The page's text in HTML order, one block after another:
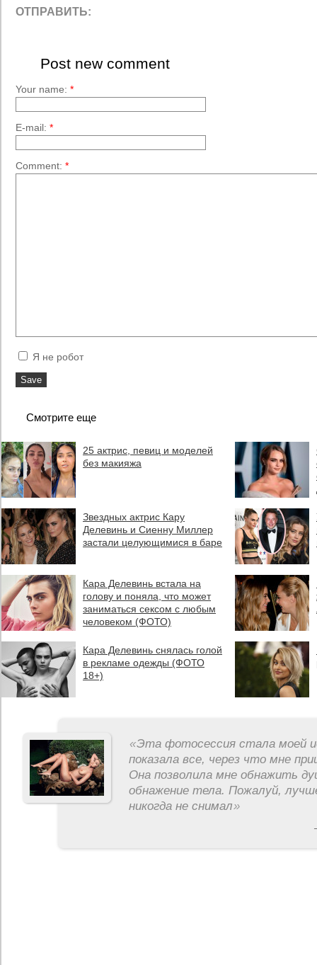
ОТПРАВИТЬ:
Post new comment
Your name: *
E-mail: *
Comment: *
Я не робот
Смотрите еще
25 актрис, певиц и моделей
без макияжа
Звездных актрис Кару
Делевинь и Сиенну Миллер
застали целующимися в баре
Кара Делевинь встала на
голову и поняла, что может
заниматься сексом с любым
человеком (ФОТО)
Кара Делевинь снялась голой
в рекламе одежды (ФОТО
18+)
«Эта фотосессия стала моей
показала все, через что мне
Она позволила мне обнажить
обнажение тела. Пожалуй,
никогда не снимал»